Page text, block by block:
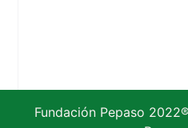
Fundación Pepaso